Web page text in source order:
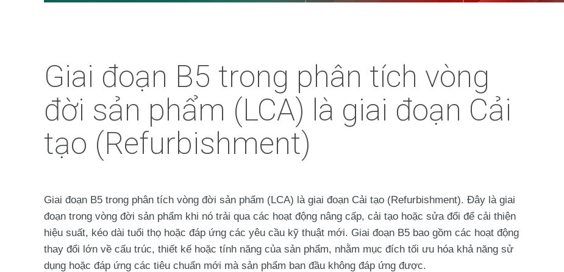
Giai đoạn B5 trong phân tích vòng
đời sản phẩm (LCA) là giai đoạn Cải
tạo (Refurbishment)
Giai đoạn B5 trong phân tích vòng đời sản phẩm (LCA) là giai đoạn Cải tạo (Refurbishment). Đây là giai
đoạn trong vòng đời sản phẩm khi nó trải qua các hoạt động nâng cấp, cải tạo hoặc sửa đổi để cải thiện
hiệu suất, kéo dài tuổi thọ hoặc đáp ứng các yêu cầu kỹ thuật mới. Giai đoạn B5 bao gồm các hoạt động
thay đổi lớn về cấu trúc, thiết kế hoặc tính năng của sản phẩm, nhằm mục đích tối ưu hóa khả năng sử
dụng hoặc đáp ứng các tiêu chuẩn mới mà sản phẩm ban đầu không đáp ứng được.